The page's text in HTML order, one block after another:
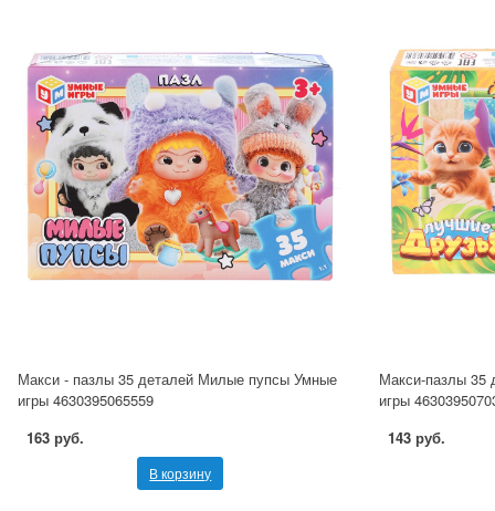
Макси - пазлы 35 деталей Милые пупсы Умные
игры 4630395065559
163 руб.
В корзину
Макси-пазлы 35
игры
143 руб.